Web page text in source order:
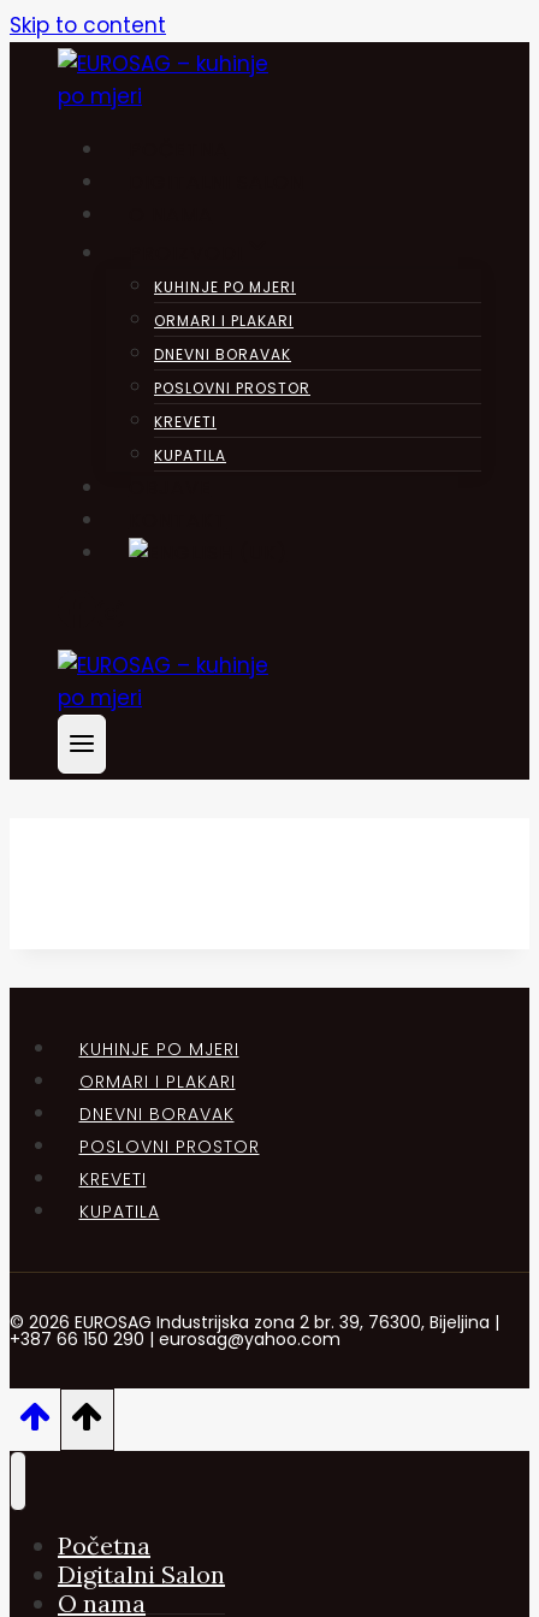
Skip to content
KUHINJE PO MJERI
ORMARI I PLAKARI
DNEVNI BORAVAK
POSLOVNI PROSTOR
KREVETI
KUPATILA
KUHINJE PO MJERI
ORMARI I PLAKARI
DNEVNI BORAVAK
POSLOVNI PROSTOR
KREVETI
KUPATILA
© 2026 EUROSAG Industrijska zona 2 br. 39, 76300, Bijeljina |
+387 66 150 290 | eurosag@yahoo.com
Početna
Digitalni Salon
O nama